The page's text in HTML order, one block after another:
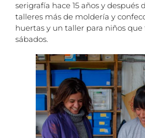
serigrafía hace 15 años y después
talleres más de moldería y
huertas y un taller para niños que
sábados.